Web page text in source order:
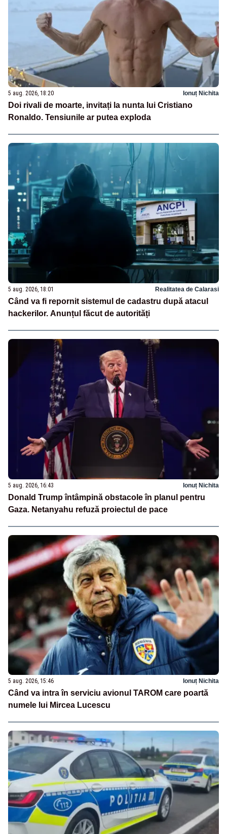
5 aug. 2026, 18:20 Ionuț Nichita
Doi rivali de moarte, invitați la nunta lui Cristiano
Ronaldo. Tensiunile ar putea exploda
5 aug. 2026, 18:01 Realitatea de Calarasi
Când va fi repornit sistemul de cadastru după atacul
hackerilor. Anunțul făcut de autorități
5 aug. 2026, 16:43 Ionuț Nichita
Donald Trump întâmpină obstacole în planul pentru
Gaza. Netanyahu refuză proiectul de pace
5 aug. 2026, 15:46 Ionuț Nichita
Când va intra în serviciu avionul TAROM care poartă
numele lui Mircea Lucescu